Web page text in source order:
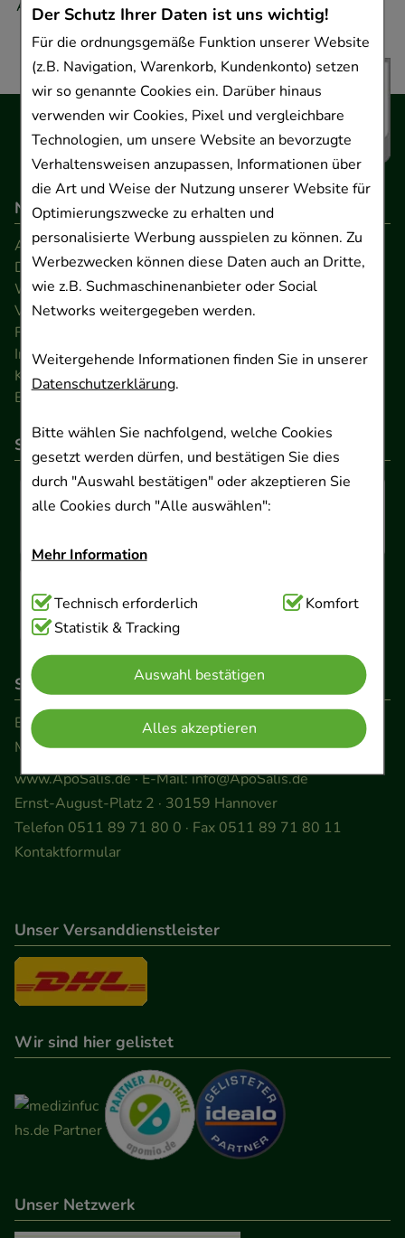
Der Schutz Ihrer Daten ist uns wichtig!
Für die ordnungsgemäße Funktion unserer Website
(z.B. Navigation, Warenkorb, Kundenkonto) setzen
wir so genannte Cookies ein. Darüber hinaus
verwenden wir Cookies, Pixel und vergleichbare
Technologien, um unsere Website an bevorzugte
Verhaltensweisen anzupassen, Informationen über
die Art und Weise der Nutzung unserer Website für
Optimierungszwecke zu erhalten und
personalisierte Werbung ausspielen zu können. Zu
Werbezwecken können diese Daten auch an Dritte,
wie z.B. Suchmaschinenanbieter oder Social
Networks weitergegeben werden.
Weitergehende Informationen finden Sie in unserer
Datenschutzerklärung.
Bitte wählen Sie nachfolgend, welche Cookies
gesetzt werden dürfen, und bestätigen Sie dies
durch "Auswahl bestätigen" oder akzeptieren Sie
alle Cookies durch "Alle auswählen":
Mehr Information
Technisch Notwendig:Hierbei handelt es sich um
Cookies, die für die Grundfunktionen unserer
Website notwendig sind (z.B. Navigation,
Warenkorb, Kundenkonto), weshalb auf diese nicht
verzichtet werden kann.
Komfort:Diese Cookies werden genutzt um das
Einkaufserlebnis noch ansprechender zu gestalten,
beispielsweise für die Wiedererkennung des
Besuchers oder unsere Seite an bevorzugte
Verhaltensweisen (z.B. Spracheinstellung)
anzuzeigen und unser Partnerprogramm zu
betreiben.
Statistik & Tracking:
unserer Website sammeln, mit deren Hilfe wir
unsere Website weiter für Sie optimieren können,
den Inhalt auf unserer Website aber auch die
Werbung auf Drittseiten möglichst relevant für Sie
zu gestalten. Bitte beachten Sie, dass Daten hierfür
teilweise an Dritte wie z.B. Google oder soziale
Technisch erforderlich
Komfort
Statistik & Tracking
Auswahl bestätigen
Alles akzeptieren
Adresse.
Navigation
AGB
Datenschutz
Widerrufsrecht
Versandkosten
FAQ
Impressum
Kontakt
Barrierefreiheitserklärung
So können Sie bezahlen
So erreichen Sie uns
Beratung und Kundenservice:
Montag - Freitag von 9.00 bis 17.00 Uhr
www.ApoSalis.de· E-Mail:info@ApoSalis.de
Ernst-August-Platz 2 · 30159 Hannover
Telefon 0511 89 71 80 0 · Fax 0511 89 71 80 11
Kontaktformular
Unser Versanddienstleister
Wir sind hier gelistet
Unser Netzwerk